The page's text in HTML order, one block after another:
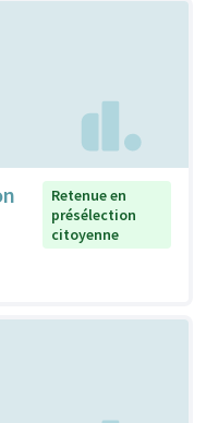
Retenue en
présélection
citoyenne